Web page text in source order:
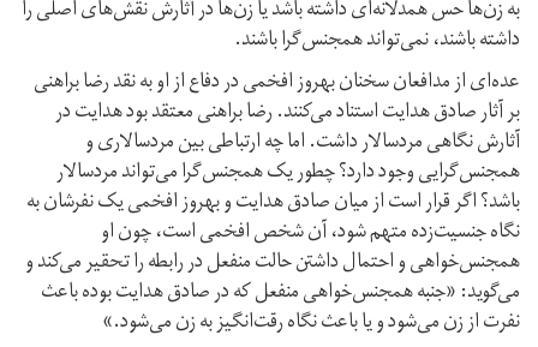
به زن‌ها حس همدلانه‌ای داشته باشد یا زن‌ها در آثارش نقش‌های اصلی را
داشته باشند، نمی‌تواند همجنس‌گرا باشند.
عده‌‌ای از مدافعان سخنان بهروز افخمی در دفاع از او به نقد رضا براهنی
بر آثار صادق هدایت استناد می‌کنند. رضا براهنی معتقد بود هدایت در
آثارش نگاهی مردسالار داشت. اما چه ارتباطی بین مردسالاری و
همجنس‌گرایی وجود دارد؟ چطور یک همجنس‌گرا می‌تواند مرد‌سالار
باشد؟ اگر قرار است از میان صادق هدایت و بهروز افخمی یک نفرشان به
نگاه جنسیت‌زده متهم شود، آن شخص افخمی است، چون او
همجنس‌خواهی و احتمال داشتن حالت منفعل در رابطه را تحقیر می‌کند و
می‌گوید: «جنبه همجنس‌خواهی منفعل که در صادق هدایت بوده باعث
نفرت از زن می‌شود و یا باعث نگاه رقت‌انگیز به زن می‌شود.»